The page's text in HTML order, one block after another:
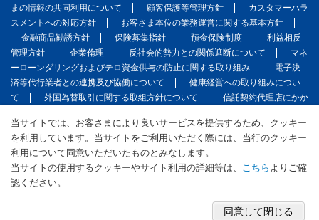
まの情報の共同利用について
顧客保護等管理方針
カスタマーハラ
スメントへの対応方針
お客さま本位の業務運営に関する基本方針
金融商品勧誘方針
保険募集指針 預金保険制度
利益相反
管理方針
企業倫理 反社会的勢力との関係遮断について
マネ
ーローンダリングおよびテロ資金供与の防止に関する取り組み
電子決
済等代行業者との連携及び協働について
健康経営への取り組みについ
て
外国為替取引に関する取組方針について
信託契約代理店にかか
針
サイトマップ English
（株）常陽銀行 本店所在地：茨城県水戸市南町2丁目5番5号
登録金融機関 関東財務局長（登金）第45号 加入協会：日本証券業協会／
JOYO BANK,Ltd. All Rights Reserved.
当サイトでは、お客さまにより良いサービスを提供するため、クッキー
を利用しています。当サイトをご利用いただく際には、当行のクッキー
利用について同意いただいたものとみなします。
当サイトの使用するクッキーやサイト利用の詳細等は、 こちら よりご確
認ください。
同意して閉じる